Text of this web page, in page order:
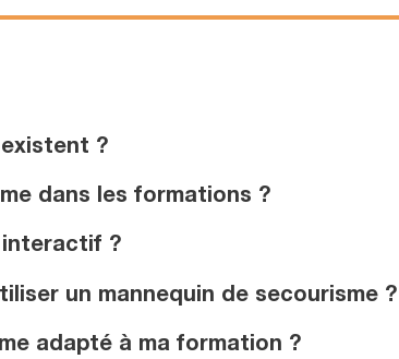
existent ?
dans les formations ?
interactif ?
un mannequin de secourisme ?
adapté à ma formation ?